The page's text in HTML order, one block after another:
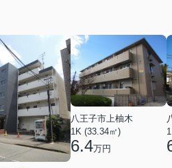
八王子市上柚木
1K (33.34㎡)
6.4万円